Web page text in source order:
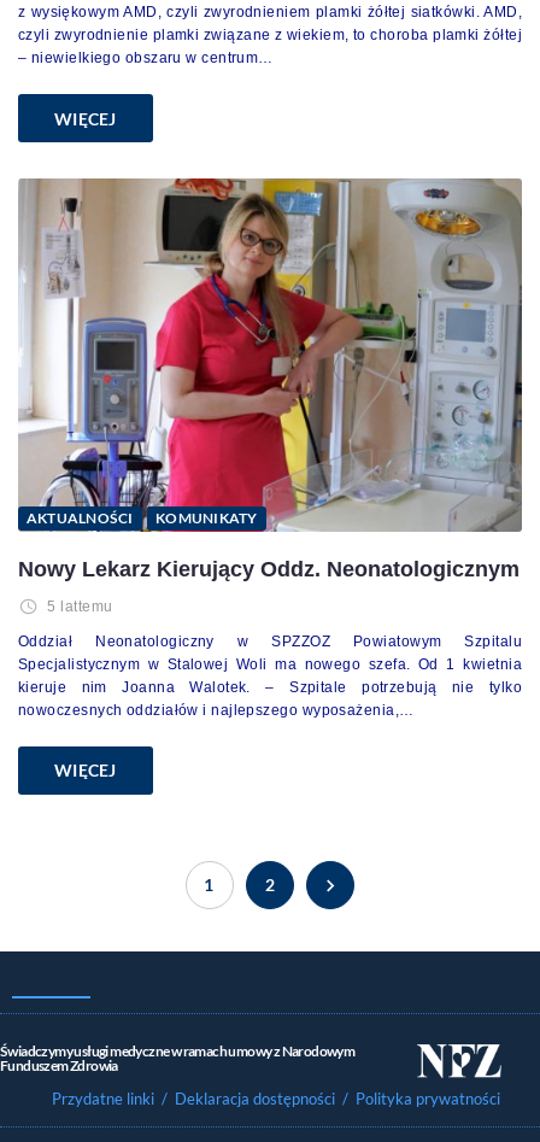
z wysiękowym AMD, czyli zwyrodnieniem plamki żółtej siatkówki. AMD,
czyli zwyrodnienie plamki związane z wiekiem, to choroba plamki żółtej
– niewielkiego obszaru w centrum…
WIĘCEJ
AKTUALNOŚCI KOMUNIKATY
Nowy Lekarz Kierujący Oddz. Neonatologicznym
5 lattemu
Oddział Neonatologiczny w SPZZOZ Powiatowym Szpitalu
Specjalistycznym w Stalowej Woli ma nowego szefa. Od 1 kwietnia
kieruje nim Joanna Walotek. – Szpitale potrzebują nie tylko
nowoczesnych oddziałów i najlepszego wyposażenia,…
WIĘCEJ
1 2
Świadczymy usługi medyczne w ramach umowy z Narodowym
Funduszem Zdrowia
Przydatne linki / Deklaracja dostępności / Polityka prywatności